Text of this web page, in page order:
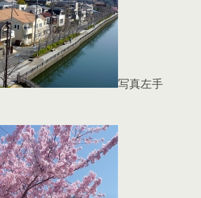
写真左手